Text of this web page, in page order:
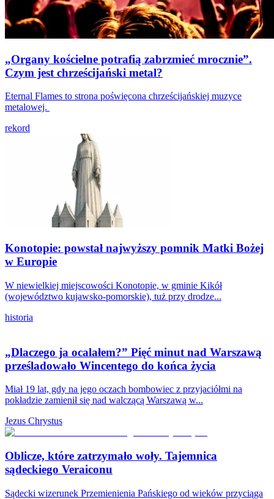
„Organy kościelne potrafią zabrzmieć mrocznie”.
Czym jest chrześcijański metal?
Eternal Flames to strona poświęcona chrześcijańskiej muzyce
metalowej.
rekord
Konotopie: powstał najwyższy pomnik Matki Bożej
w Europie
W niewielkiej miejscowości Konotopie, w gminie Kikół
(województwo kujawsko-pomorskie), tuż przy drodze...
historia
„Dlaczego ja ocalałem?” Pięć minut nad Warszawą
prześladowało Wincentego do końca życia
Miał 19 lat, gdy na jego oczach bombowiec z przyjaciółmi na
pokładzie zamienił się nad walczącą Warszawą w...
Jezus Chrystus
Oblicze, które zatrzymało woły. Tajemnica
sądeckiego Veraiconu
Sądecki wizerunek Przemienienia Pańskiego od wieków przyciąga